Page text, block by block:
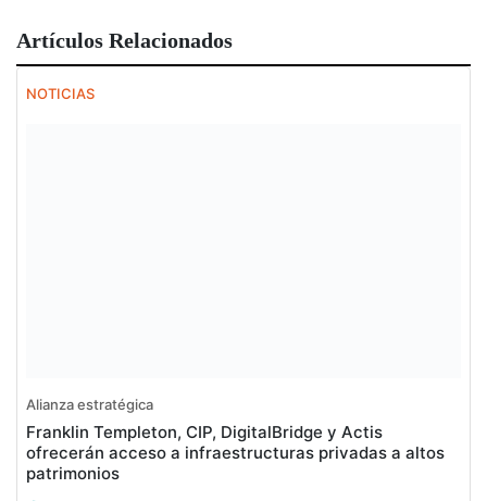
Artículos Relacionados
NOTICIAS
Alianza estratégica
Franklin Templeton, CIP, DigitalBridge y Actis
ofrecerán acceso a infraestructuras privadas a altos
patrimonios